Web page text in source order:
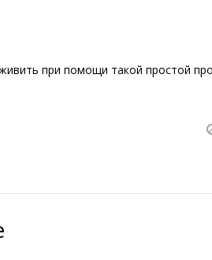
при помощи такой простой